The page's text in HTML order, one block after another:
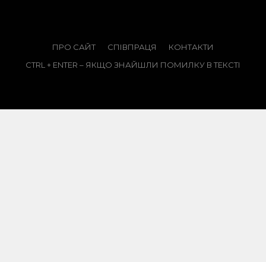
ПРО САЙТ СПІВПРАЦЯ
КОНТАКТИ
CTRL + ENTER – ЯКЩО ЗНАЙШЛИ ПОМИЛКУ В ТЕКСТІ